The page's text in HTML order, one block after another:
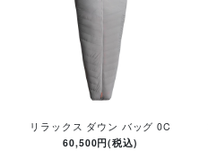
リラックス ダウン バッグ 0C
60,500円(税込)